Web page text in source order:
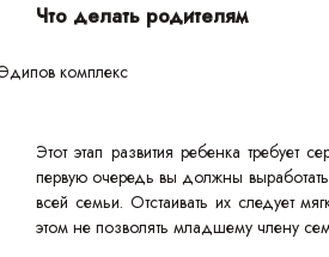
Что делать родителям
Этот этап развития ребенка требует
первую очередь вы должны
всей семьи. Отстаивать их следует
этом не позволять младшему члену